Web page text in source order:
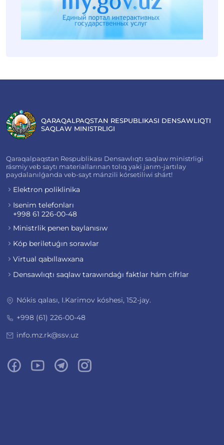
QARAQALPAQSTAN RESPUBLIKASI DENSAWLIQTI
SAQLAW MINISTRLIGI
Qaraqalpaqstan Respublikası Densawlıqtı saqlaw ministrligi
rásmiy veb saytı materiallarınan tolıq yaki jarım-jartılay
paydalanılǵanda veb-sayt mánzili kórsetiliwi shárt!
Elektron poliklinika
Isenim telefonları
+998 61 226-00-48
Ministrlik penen baylanısıw
Kóp beriletuǵın sorawlar
Virtual qabıllawxana
Densawlıqtı saqlaw tarawındaǵı faktlar hám cifrlar
Nókis qalası, I.Karimov kóshesi, 152-jay.
+998 (61) 226-00-48
info.mz.rk@ssv.uz